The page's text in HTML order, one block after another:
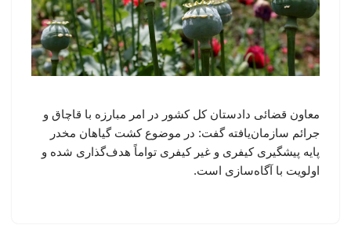
معاون قضائی دادستان کل کشور در امر مبارزه با قاچاق و
جرائم سازمان‌یافته گفت: در موضوع کشت گیاهان مخدر
پایه پیشگیری کیفری و غیر کیفری تواماً هدف‌گذاری شده و
اولویت با آگاه‌سازی است.